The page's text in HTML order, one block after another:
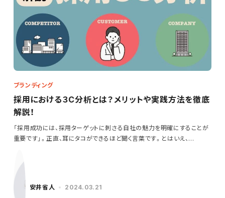
ブランディング
採用における３C分析とは？メリットや実践方法を徹底
解説！
「採用成功には、採用ターゲットに刺さる自社の魅力を明確にすることが
重要です」。正直、耳にタコができるほど聞く言葉です。とはいえ、…
安井省人 2024.03.21